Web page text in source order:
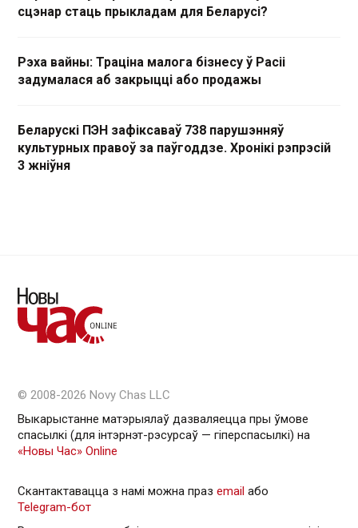
сцэнар стаць прыкладам для Беларусі?
Рэха вайны: Траціна малога бізнесу ў Расіі
задумалася аб закрыцці або продажы
Беларускі ПЭН зафіксаваў 738 парушэнняў
культурных правоў за паўгоддзе. Хронікі рэпрэсій
3 жніўня
© 2008-2026 Novy Chas LLC
Выкарыстанне матэрыялаў дазваляецца пры ўмове
спасылкі (для інтэрнэт-рэсурсаў — гiперспасылкi) на
«Новы Час» Online
Скантактавацца з намі можна праз email або
Telegram-бот